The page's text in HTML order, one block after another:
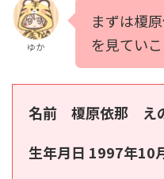
ゆか
まずは榎
を見ていこ
名前 榎原依那 え
生年月日 1997年10